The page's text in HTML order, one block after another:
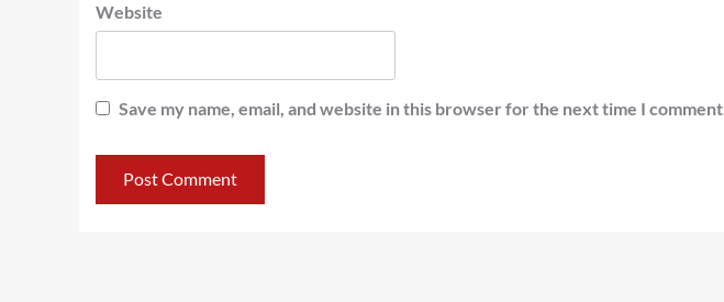
Website
Save my name, email, and website in this browser for the next time I comment.